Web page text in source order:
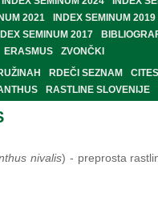
2021
INDEX SEMINUM 2019
SEMINUM 2017
ERASMUS
ZVONČKI
RDEČI SEZNAM
CITES
RASTLINE SLOVENIJE
nivalis) - preprosta